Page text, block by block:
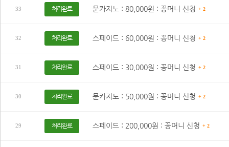
33 처리완료 문카지노 : 80,000원 : 꽁머니 신청 + 2
32 처리완료 스페이드 : 60,000원 : 꽁머니 신청 + 2
31 처리완료 스페이드 : 30,000원 : 꽁머니 신청 + 2
30 처리완료 문카지노 : 50,000원 : 꽁머니 신청 + 2
29 처리완료 스페이드 : 200,000원 : 꽁머니 신청 + 2